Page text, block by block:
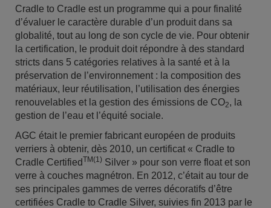
Cradle to Cradle est un programme qui a pour finalité
d’évaluer le caractère durable d’un produit dans sa
globalité, tout au long de son cycle de vie. Pour obtenir
la certification, le produit doit répondre à des standard
stricts dans 5 catégories relatives à la santé et à la
préservation de l’environnement : la composition des
matériaux, leur réutilisation, l’utilisation des énergies
renouvelables et la gestion des émissions de CO2, la
gestion de l’eau et l’équité sociale.
AGC était le premier fabricant européen de produits
verriers à obtenir, dès 2010, un certificat « Cradle to
Cradle CertifiedTM(1) Silver » pour son verre float et son
verre à couches magnétron. En 2012, c’était au tour de
ses principales gammes de verres décoratifs d’être
certifiées Cradle to Cradle Silver, suivies fin 2013 par le